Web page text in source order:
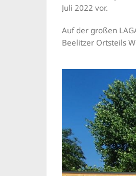
Juli 2022 vor.
Auf der großen
Beelitzer Ortsteils